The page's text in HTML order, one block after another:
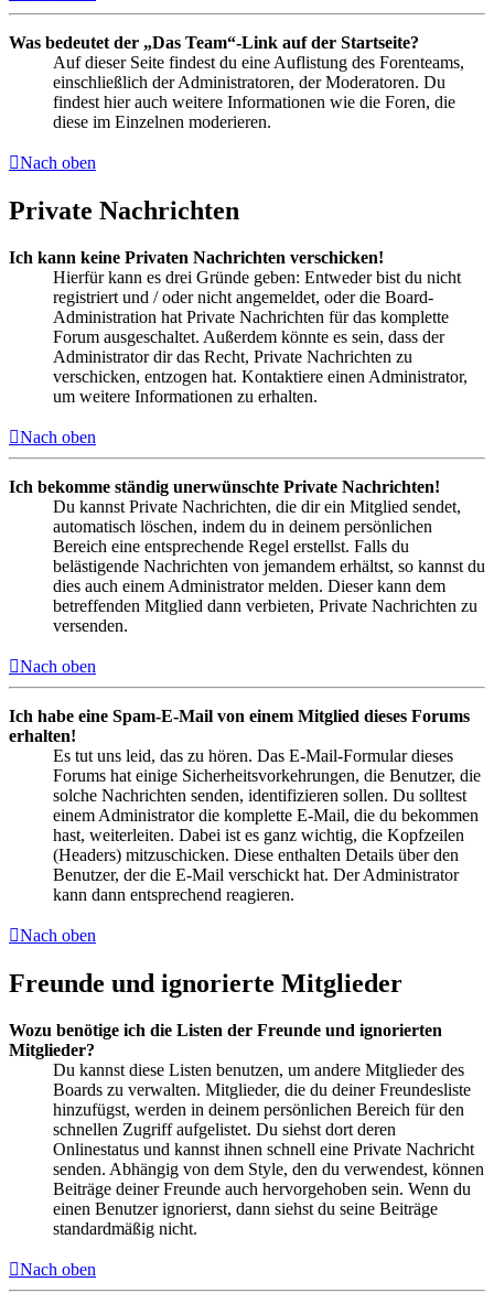
Was bedeutet der „Das Team“-Link auf der Startseite?
Auf dieser Seite findest du eine Auflistung des Forenteams,
einschließlich der Administratoren, der Moderatoren. Du
findest hier auch weitere Informationen wie die Foren, die
diese im Einzelnen moderieren.
Nach oben
Private Nachrichten
Ich kann keine Privaten Nachrichten verschicken!
Hierfür kann es drei Gründe geben: Entweder bist du nicht
registriert und / oder nicht angemeldet, oder die Board-
Administration hat Private Nachrichten für das komplette
Forum ausgeschaltet. Außerdem könnte es sein, dass der
Administrator dir das Recht, Private Nachrichten zu
verschicken, entzogen hat. Kontaktiere einen Administrator,
um weitere Informationen zu erhalten.
Nach oben
Ich bekomme ständig unerwünschte Private Nachrichten!
Du kannst Private Nachrichten, die dir ein Mitglied sendet,
automatisch löschen, indem du in deinem persönlichen
Bereich eine entsprechende Regel erstellst. Falls du
belästigende Nachrichten von jemandem erhältst, so kannst du
dies auch einem Administrator melden. Dieser kann dem
betreffenden Mitglied dann verbieten, Private Nachrichten zu
versenden.
Nach oben
Ich habe eine Spam-E-Mail von einem Mitglied dieses Forums
erhalten!
Es tut uns leid, das zu hören. Das E-Mail-Formular dieses
Forums hat einige Sicherheitsvorkehrungen, die Benutzer, die
solche Nachrichten senden, identifizieren sollen. Du solltest
einem Administrator die komplette E-Mail, die du bekommen
hast, weiterleiten. Dabei ist es ganz wichtig, die Kopfzeilen
(Headers) mitzuschicken. Diese enthalten Details über den
Benutzer, der die E-Mail verschickt hat. Der Administrator
kann dann entsprechend reagieren.
Nach oben
Freunde und ignorierte Mitglieder
Wozu benötige ich die Listen der Freunde und ignorierten
Mitglieder?
Du kannst diese Listen benutzen, um andere Mitglieder des
Boards zu verwalten. Mitglieder, die du deiner Freundesliste
hinzufügst, werden in deinem persönlichen Bereich für den
schnellen Zugriff aufgelistet. Du siehst dort deren
Onlinestatus und kannst ihnen schnell eine Private Nachricht
senden. Abhängig von dem Style, den du verwendest, können
Beiträge deiner Freunde auch hervorgehoben sein. Wenn du
einen Benutzer ignorierst, dann siehst du seine Beiträge
standardmäßig nicht.
Nach oben